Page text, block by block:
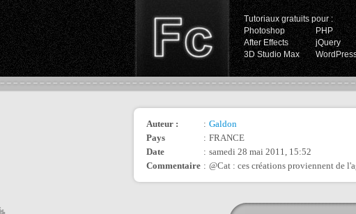
Tutoriaux gratuits pour :
Photoshop
PHP
After Effects
jQuery
3D Studio Max
Auteur : : Galdon
Pays
: FRANCE
Date
: samedi 28 mai 2011, 15:52
Commentaire : @Cat : ces créations proviennent de